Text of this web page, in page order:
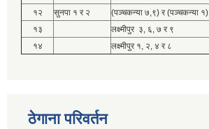
१२
सुनपा १ र २
(पञ्चकन्या ७,९) र (पञ्चकन्या १)
१३
लक्ष्मीपुर ३, ६, ७ र ९
१४
लक्ष्मीपुर १, २, ४ र ८
ठेगाना परिवर्तन